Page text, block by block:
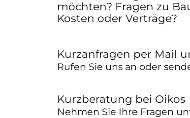
möchten? Fragen zu
Kosten oder Verträge?
Kurzanfragen per Mail
Rufen Sie uns an oder
Kurzberatung bei Oikos
Nehmen Sie Ihre Fragen